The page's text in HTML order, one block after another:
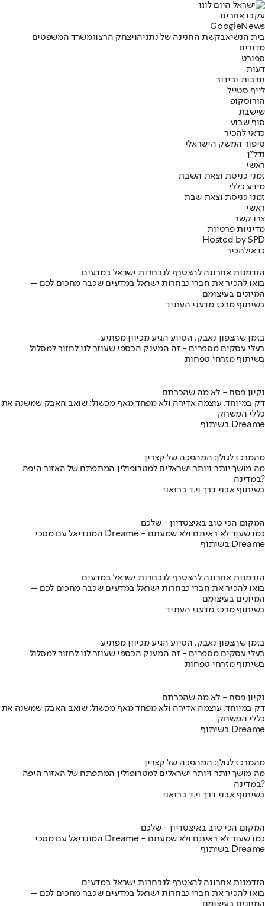
עקבו אחרינו
Googl eNews
בית הנשיאבקשת החנינה של נתניהויצחק הרצוגמשרד המשפטים
מדורים
ספורט
דעות
תרבות ובידור
לייף סטייל
הורוסקופ
שישבת
סוף שבוע
כדאי להכיר
סיפור המשק הישראלי
נדל"ן
ראשי
זמני כניסת וצאת השבת
מידע כללי
זמני כניסת וצאת שבת
ראשי
צרו קשר
מדיניות פרטיות
Hosted by SPD
כדאילהכיר
הזדמנות אחרונה להצטרף לנבחרות ישראל במדעים
בואו להכיר את חברי נבחרות ישראל במדעים שכבר מחכים לכם –
המיונים בעיצומם
בשיתוף מרכז מדעני העתיד
בזמן שהצפון נאבק, הסיוע הגיע מכיוון מפתיע
בעלי עסקים מספרים - זה המענק הכספי שעוזר לנו לחזור למסלול
בשיתוף מזרחי טפחות
נקיון פסח - לא מה שהכרתם
דק במיוחד, עוצמה אדירה ולא מפחד מאף מכשול: שואב האבק שמשנה את
כללי המשחק
בשיתוף Dreame
מהמרכז לגולן: המהפכה של קצרין
מה מושך יותר ויותר ישראלים למטרופולין המתפתח של האזור היפה
במדינה?
בשיתוף אבני דרך וי.ד ברזאני
המקום הכי טוב באיצטדיון - שלכם
המונדיאל עם מסכי Dreame - כמו שעוד לא ראיתם ולא שמעתם
בשיתוף Dreame
הזדמנות אחרונה להצטרף לנבחרות ישראל במדעים
בואו להכיר את חברי נבחרות ישראל במדעים שכבר מחכים לכם –
המיונים בעיצומם
בשיתוף מרכז מדעני העתיד
בזמן שהצפון נאבק, הסיוע הגיע מכיוון מפתיע
בעלי עסקים מספרים - זה המענק הכספי שעוזר לנו לחזור למסלול
בשיתוף מזרחי טפחות
נקיון פסח - לא מה שהכרתם
דק במיוחד, עוצמה אדירה ולא מפחד מאף מכשול: שואב האבק שמשנה את
כללי המשחק
בשיתוף Dreame
מהמרכז לגולן: המהפכה של קצרין
מה מושך יותר ויותר ישראלים למטרופולין המתפתח של האזור היפה
במדינה?
בשיתוף אבני דרך וי.ד ברזאני
המקום הכי טוב באיצטדיון - שלכם
המונדיאל עם מסכי Dreame - כמו שעוד לא ראיתם ולא שמעתם
בשיתוף Dreame
הזדמנות אחרונה להצטרף לנבחרות ישראל במדעים
בואו להכיר את חברי נבחרות ישראל במדעים שכבר מחכים לכם –